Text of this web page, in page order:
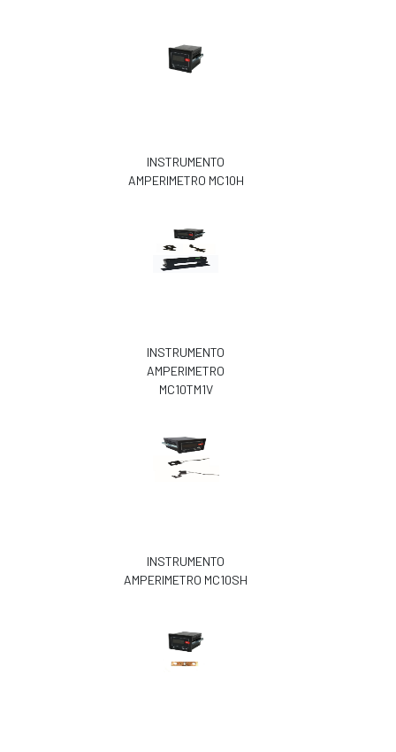
INSTRUMENTO
AMPERIMETRO MC10H
INSTRUMENTO
AMPERIMETRO
MC10TM1V
INSTRUMENTO
AMPERIMETRO MC10SH